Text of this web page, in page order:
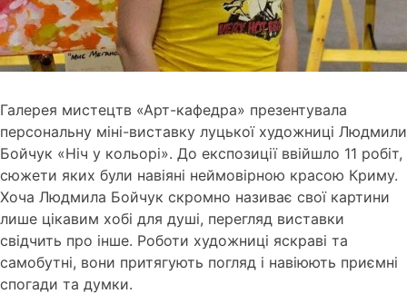
Галерея мистецтв «Арт-кафедра» презентувала
персональну міні-виставку луцької художниці Людмили
Бойчук «Ніч у кольорі». До експозиції ввійшло 11 робіт,
сюжети яких були навіяні неймовірною красою Криму.
Хоча Людмила Бойчук скромно називає свої картини
лише цікавим хобі для душі, перегляд виставки
свідчить про інше. Роботи художниці яскраві та
самобутні, вони притягують погляд і навіюють приємні
спогади та думки.